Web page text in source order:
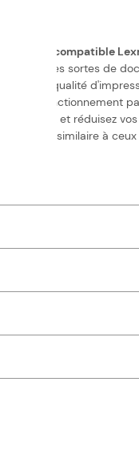
Toner compatible
toutes sortes de
une qualité
un fonctionnement
pas cher, et réduisez
qualité similaire à